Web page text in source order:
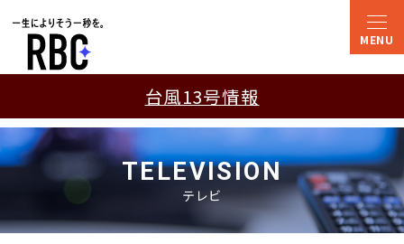
台風13号情報
TELEVISION
テレビ